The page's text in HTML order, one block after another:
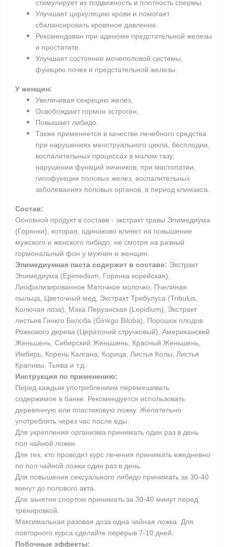
стимулирует их подвижность и плотность спермы.
Улучшает циркуляцию крови и помогает
сбалансировать кровяное давление.
Рекомендован при аденоме предстательной железы
и простатите.
Улучшает состояние мочеполовой системы,
функцию почек и предстательной железы.
У женщин:
Увеличивая секрецию желез,
Освобождает гормон эстроген,
Повышает либидо.
Также применяется в качестве лечебного средства
при нарушениях менструального цикла, бесплодии,
воспалительных процессах в малом тазу,
нарушении функций яичников, при мастопатии,
гипофункции половых желез, воспалительных
заболеваниях половых органов, в период климакса.
Состав:
Основной продукт в составе - экстракт травы Эпимедиума
(Горянки), которая, одинаково влияет на повышение
мужского и женского либидо, не смотря на разный
гормональный фон у мужчин и женщин.
Эпимедиумная паста содержит в составе: Экстракт
Эпимедиума (Epimedium, Горянка корейская),
Лиофилизированное Маточное молочко, Пчелиная
пыльца, Цветочный мед, Экстракт Трибулуса (Tribulus,
Колючая лоза), Мака Перуанская (Lepidium), Экстракт
листьев Гинкго Билоба (Ginkgo Biloba), Порошок плодов
Рожкового дерева (Цератоний стручковый), Американский
Женьшень, Сибирский Женьшень, Красный Женьшень,
Имбирь, Корень Калгана, Корица, Листья Колы, Листья
Крапивы, Тыква и т.д.
Инструкция по применению:
Перед каждым употреблением перемешивать
содержимое в банке. Рекомендуется использовать
деревянную или пластиковую ложку. Желательно
употреблять через час после еды.
Для укрепления организма принимать один раз в день
пол чайной ложки.
Для тех, кто проводит курс лечения принимать ежедневно
по пол чайной ложки один раз в день.
Для повышения сексуального либидо принимать за 30-40
минут до полового акта.
Для занятия спортом принимать за 30-40 минут перед
тренировкой.
Максимальная разовая доза одна чайная ложка. Для
повторного курса сделайте перерыв 7-10 дней.
Побочные эффекты: